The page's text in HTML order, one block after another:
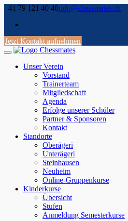
Skip
content
+41 79 121 40 40info@chessmates.ch
Jetzt Kontakt aufnehmen
Unser Verein
Vorstand
Trainerteam
Mitgliedschaft
Agenda
Erfolge unserer Schüler
Partner & Sponsoren
Kontakt
Standorte
Oberägeri
Unterägeri
Steinhausen
Neuheim
Online-Gruppenkurse
Kinderkurse
Übersicht
Stufen
Anmeldung Semesterkurse